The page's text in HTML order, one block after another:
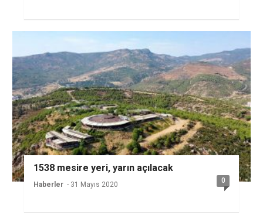
1538 mesire yeri, yarın açılacak
Haberler - 31 Mayıs 2020 0